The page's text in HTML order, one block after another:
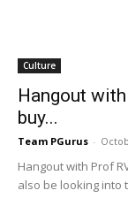
Culture
Hangout
buy...
Team PGurus -
Hangout with Prof
also be looking into